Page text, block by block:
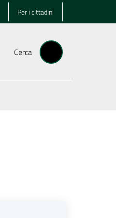
Per i cittadini
Cerca